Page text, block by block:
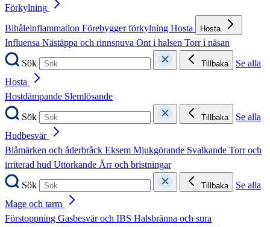
Förkylning
Bihåleinflammation Förebygger förkylning Hosta Hosta
Influensa Nästäppa och rinnsnuva Ont i halsen Torr i näsan
Sök
Tillbaka
Se alla
Hosta
Hostdämpande Slemlösande
Sök
Tillbaka
Se alla
Hudbesvär
Blåmärken och åderbråck Eksem Mjukgörande Svalkande Torr och
irriterad hud Uttorkande Ärr och bristningar
Sök
Tillbaka
Se alla
Mage och tarm
Förstoppning Gasbesvär och IBS Halsbränna och sura